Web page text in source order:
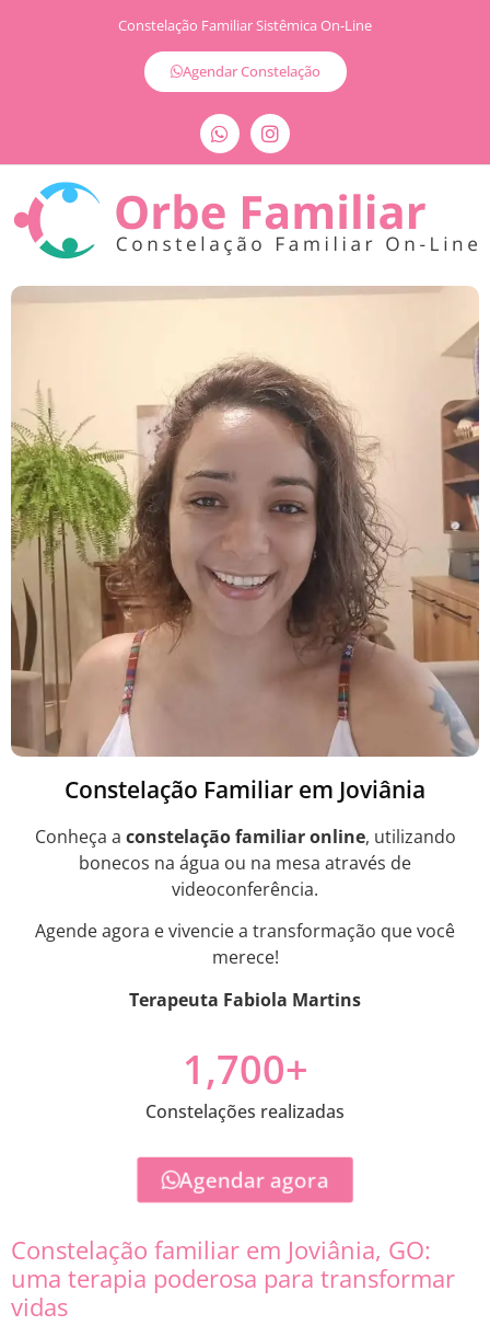
Constelação Familiar Sistêmica On-Line
Agendar Constelação
Constelação Familiar em Joviânia
Conheça a constelação familiar online, utilizando
bonecos na água ou na mesa através de
videoconferência.
Agende agora e vivencie a transformação que você
merece!
Terapeuta Fabiola Martins
Constelações realizadas
1,700+
Agendar agora
Constelação familiar em Joviânia, GO:
uma terapia poderosa para transformar
vidas